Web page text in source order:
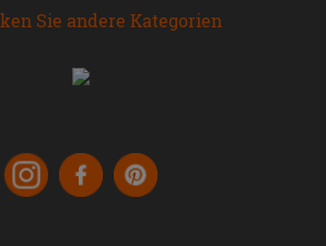
Sie andere Kategorien